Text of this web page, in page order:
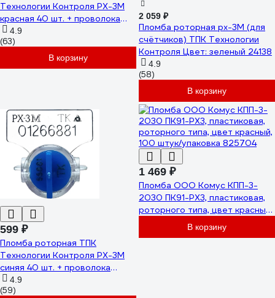
Технологии Контроля РХ-3М
красная 40 шт. + проволока
пломбировочная 0.5/50м
нержавейка 24270
4.9
(63)
В корзину
2 059 ₽
Пломба роторная рх-3М (для
счётчиков) ТПК Технологии
Контроля Цвет: зеленый 24138
4.9
(58)
В корзину
599 ₽
Пломба роторная ТПК
Технологии Контроля РХ-3М
синяя 40 шт. + проволока
пломбировочная 0.5/50м
нержавейка 24271
4.9
(59)
1 469 ₽
Пломба ООО Комус КПП-3-
2030 ПК91-РХ3, пластиковая,
роторного типа, цвет красный,
100 штук/упаковка 825704
В корзину